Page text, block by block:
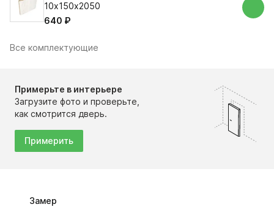
10х150х2050
640 ₽
Все комплектующие
Примерьте в интерьере
Загрузите фото и проверьте,
как смотрится дверь.
Примерить
Замер